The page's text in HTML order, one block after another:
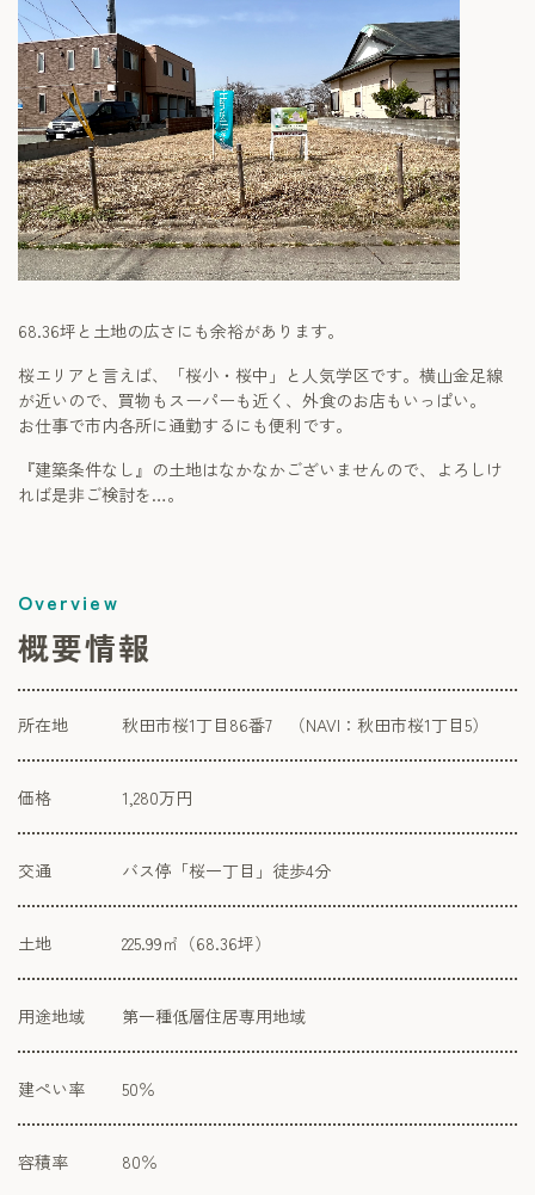
68.36坪と土地の広さにも余裕があります。
桜エリアと言えば、「桜小・桜中」と人気学区です。横山金足線
が近いので、買物もスーパーも近く、外食のお店もいっぱい。
お仕事で市内各所に通勤するにも便利です。
『建築条件なし』の土地はなかなかございませんので、よろしけ
れば是非ご検討を…。
概要情報
所在地 秋田市桜1丁目86番7 （NAVI：秋田市桜1丁目5）
価格 1,280万円
交通 バス停「桜一丁目」徒歩4分
土地 225.99㎡（68.36坪）
用途地域 第一種低層住居専用地域
建ぺい率 50％
容積率 80％